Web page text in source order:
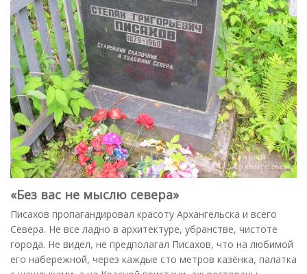
«Без вас не мыслю севера»
Писахов пропагандировал красоту Архангельска и всего
Севера. Не все ладно в архитектуре, убранстве, чистоте
города. Не видел, не предполагал Писахов, что на любимой
его набережной, через каждые сто метров казёнка, палатка